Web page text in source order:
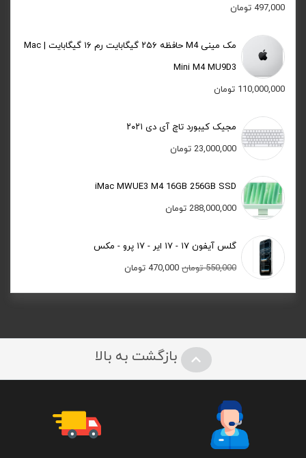
497,000 تومان
مک مینی M4 حافظه ۲۵۶ گیگابایت رم ۱۶ گیگابایت | Mac
Mini M4 MU9D3
110,000,000 تومان
مجیک کیبورد تاچ آی دی ۲۰۲۱
23,000,000 تومان
iMac MWUE3 M4 16GB 256GB SSD
288,000,000 تومان
گلس آیفون ۱۷ - ۱۷ ایر - ۱۷ پرو - مکس
550,000 تومان قیمت
اصلی:
470,000 تومانقیمت
فعلی:
بازگشت به بالا